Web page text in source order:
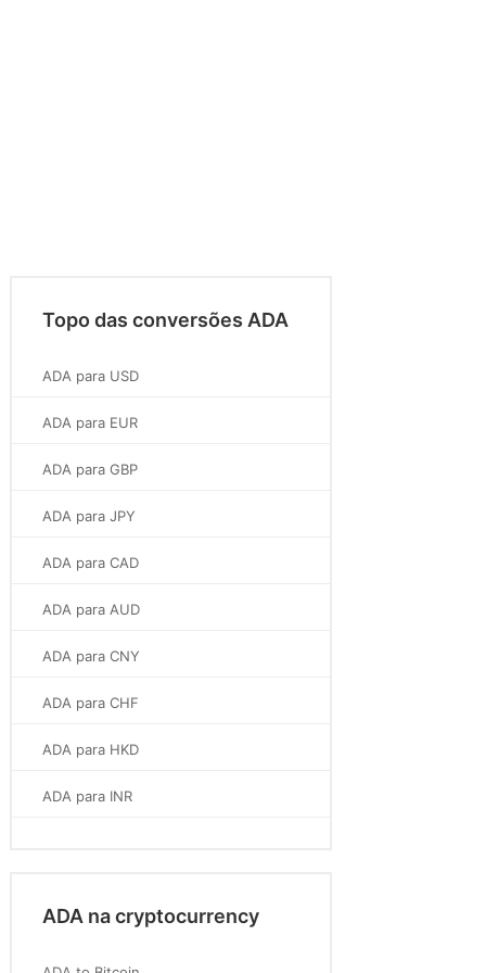
Topo das conversões ADA
ADA para USD
ADA para EUR
ADA para GBP
ADA para JPY
ADA para CAD
ADA para AUD
ADA para CNY
ADA para CHF
ADA para HKD
ADA para INR
ADA na cryptocurrency